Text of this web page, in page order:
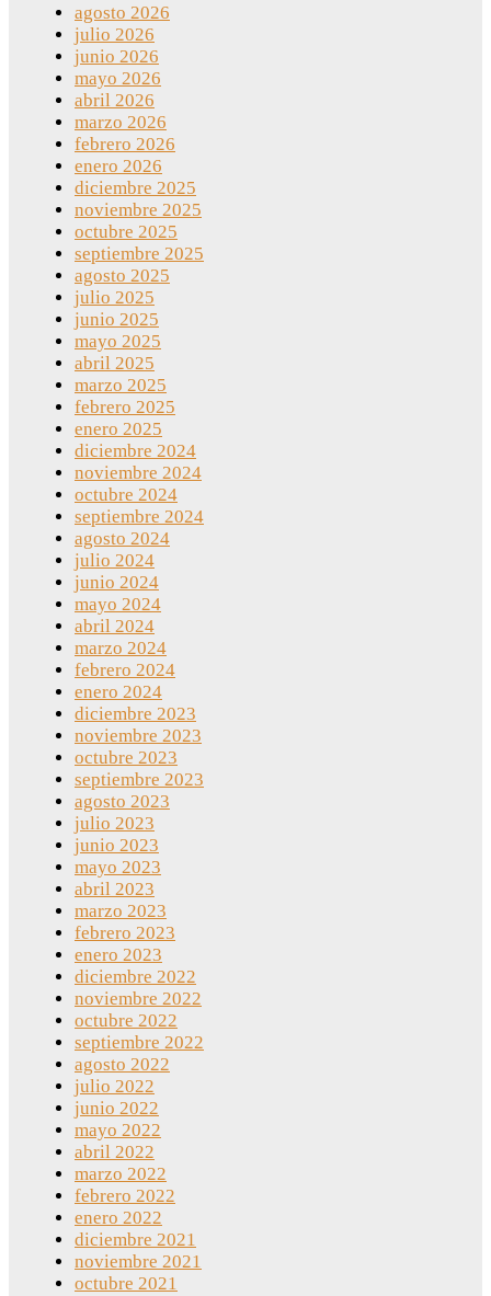
agosto 2026
julio 2026
junio 2026
mayo 2026
abril 2026
marzo 2026
febrero 2026
enero 2026
diciembre 2025
noviembre 2025
octubre 2025
septiembre 2025
agosto 2025
julio 2025
junio 2025
mayo 2025
abril 2025
marzo 2025
febrero 2025
enero 2025
diciembre 2024
noviembre 2024
octubre 2024
septiembre 2024
agosto 2024
julio 2024
junio 2024
mayo 2024
abril 2024
marzo 2024
febrero 2024
enero 2024
diciembre 2023
noviembre 2023
octubre 2023
septiembre 2023
agosto 2023
julio 2023
junio 2023
mayo 2023
abril 2023
marzo 2023
febrero 2023
enero 2023
diciembre 2022
noviembre 2022
octubre 2022
septiembre 2022
agosto 2022
julio 2022
junio 2022
mayo 2022
abril 2022
marzo 2022
febrero 2022
enero 2022
diciembre 2021
noviembre 2021
octubre 2021